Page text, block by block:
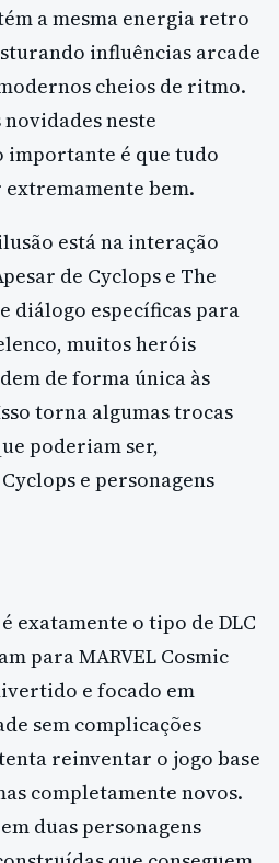
a mesma energia retro
influências arcade
cheios de ritmo.
neste
importante é que tudo
bem.
está na interação
de Cyclops e The
diálogo específicas para
muitos heróis
de forma única às
torna algumas trocas
poderiam ser,
e personagens
exatamente o tipo de DLC
para MARVEL Cosmic
e focado em
sem complicações
reinventar o jogo base
completamente novos.
duas personagens